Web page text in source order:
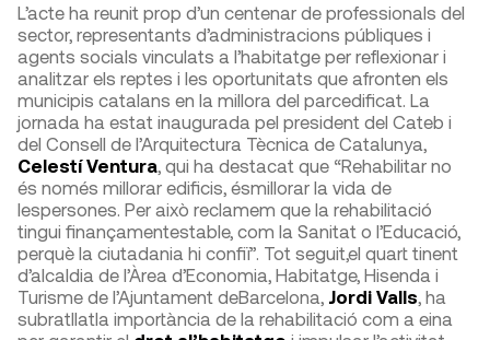
L’acte ha reunit prop d’un centenar de professionals del
sector, representants d’administracions públiques i
agents socials vinculats a l’habitatge per reflexionar i
analitzar els reptes i les oportunitats que afronten els
municipis catalans en la millora del parcedificat. La
jornada ha estat inaugurada pel president del Cateb i
del Consell de l’Arquitectura Tècnica de Catalunya,
Celestí Ventura, qui ha destacat que “Rehabilitar no
és només millorar edificis, ésmillorar la vida de
lespersones. Per això reclamem que la rehabilitació
tingui finançamentestable, com la Sanitat o l’Educació,
perquè la ciutadania hi confiï”. Tot seguit,el quart tinent
d’alcaldia de l’Àrea d’Economia, Habitatge, Hisenda i
Turisme de l’Ajuntament deBarcelona, Jordi Valls, ha
subratllatla importància de la rehabilitació com a eina